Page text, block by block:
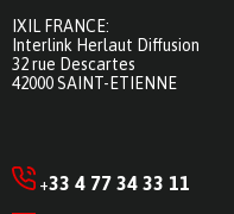
IXIL FRANCE:
Interlink Herlaut Diffusion
32 rue Descartes
42000 SAINT-ETIENNE
+33 4 77 34 33 11